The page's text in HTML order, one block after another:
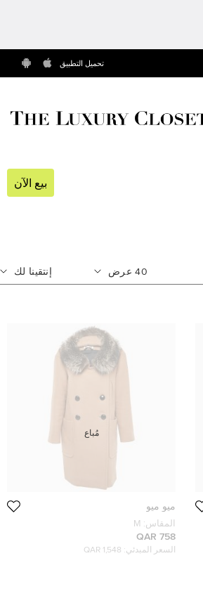
تحميل التطبيق
بيع الآن
40 عرض إنتقينا لك
ميو ميو
المقاس: M
758 QAR
السعر المبدئي: 1,548 QAR
مُباع